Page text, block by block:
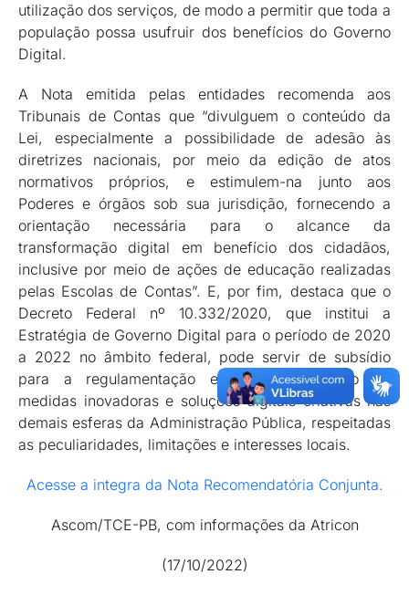
utilização dos serviços, de modo a permitir que toda a
população possa usufruir dos benefícios do Governo
Digital.
A Nota emitida pelas entidades recomenda aos
Tribunais de Contas que “divulguem o conteúdo da
Lei, especialmente a possibilidade de adesão às
diretrizes nacionais, por meio da edição de atos
normativos próprios, e estimulem-na junto aos
Poderes e órgãos sob sua jurisdição, fornecendo a
orientação necessária para o alcance da
transformação digital em benefício dos cidadãos,
inclusive por meio de ações de educação realizadas
pelas Escolas de Contas”. E, por fim, destaca que o
Decreto Federal nº 10.332/2020, que institui a
Estratégia de Governo Digital para o período de 2020
a 2022 no âmbito federal, pode servir de subsídio
para a regulamentação e a implementação de
medidas inovadoras e soluções digitais criativas nas
demais esferas da Administração Pública, respeitadas
as peculiaridades, limitações e interesses locais.
Acesse a integra da Nota Recomendatória Conjunta.
Ascom/TCE-PB, com informações da Atricon
(17/10/2022)